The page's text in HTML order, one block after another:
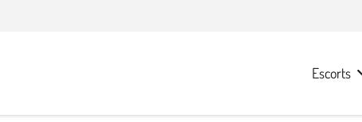
Escorts